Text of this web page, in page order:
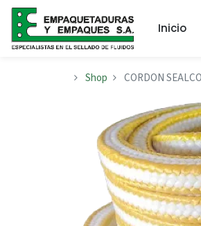
Inicio
Shop CORDON